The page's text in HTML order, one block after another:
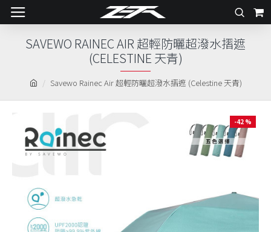
Savewo Rainec Air 超輕防曬超潑水摺遮 (Celestine 天青)
SAVEWO RAINEC AIR 超輕防曬超潑水摺遮
(CELESTINE 天青)
-42 %